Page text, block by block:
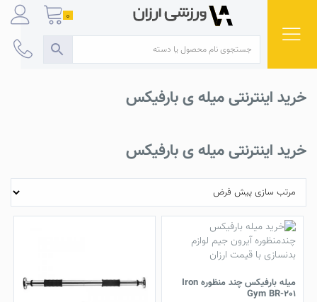
content
0
خرید اینترنتی میله ی بارفیکس
خرید اینترنتی میله ی بارفیکس
میله بارفیکس چند منظوره Iron
Gym BR-201